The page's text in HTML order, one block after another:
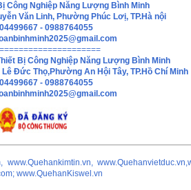
Công Nghiệp Năng Lượng Bình Minh
Văn Linh, Phường Phúc Lơị, TP.Hà nội
- 0988764055
Bị Công Nghiệp Năng Lượng Bình Minh
Đức Thọ,Phường An Hội Tây, TP.Hồ Chí Minh
- 0988764055
www.QuehanKiswel.vn